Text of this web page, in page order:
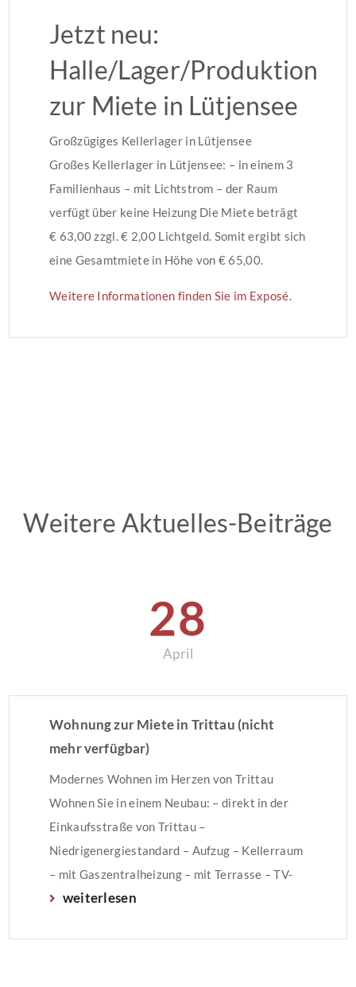
Jetzt neu:
Halle/Lager/Produktion
zur Miete in Lütjensee
Großzügiges Kellerlager in Lütjensee
Großes Kellerlager in Lütjensee: – in einem 3
Familienhaus – mit Lichtstrom – der Raum
verfügt über keine Heizung Die Miete beträgt
€ 63,00 zzgl. € 2,00 Lichtgeld. Somit ergibt sich
eine Gesamtmiete in Höhe von € 65,00.
Weitere Informationen finden Sie im Exposé.
Weitere Aktuelles-Beiträge
28
April
Wohnung zur Miete in Trittau (nicht
mehr verfügbar)
Modernes Wohnen im Herzen von Trittau
Wohnen Sie in einem Neubau: – direkt in der
Einkaufsstraße von Trittau –
Niedrigenergiestandard – Aufzug – Kellerraum
– mit Gaszentralheizung – mit Terrasse – TV-
Anschluss – kontrollierte Raumluft in den
weiterlesen